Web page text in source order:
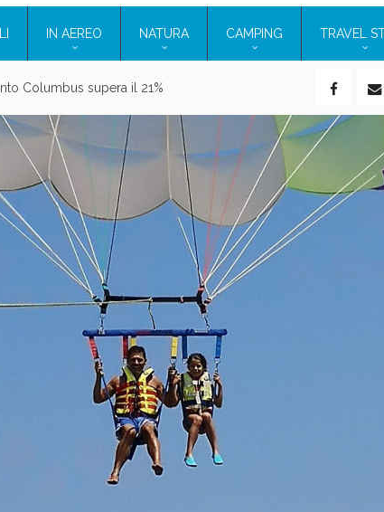
IN AEREO NATURA CAMPING TRAVEL
conquistato la mia valigia (e la pelle sensibile)
in Cilento: il Blue Marine di Marina di Camerota
in campeggio con i bambini: come trovare l’offerta migliore?
PRATICI Assicurazione viaggio estate 2026: lo sconto